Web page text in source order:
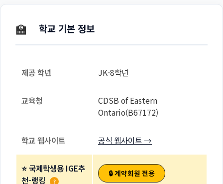
🏫 학교 기본 정보
제공 학년 JK-8학년
교육청
CDSB of Eastern
Ontario(B67172)
학교 웹사이트 공식 웹사이트 →
⭐ 국제학생용 IGE추
천-랭킹
?
🔒 계약회원 전용